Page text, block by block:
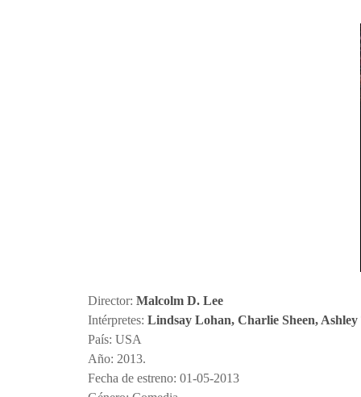
Director: Malcolm D. Lee
Intérpretes: Lindsay Lohan, Charlie Sheen,
País: USA
Año: 2013.
Fecha de estreno: 01-05-2013